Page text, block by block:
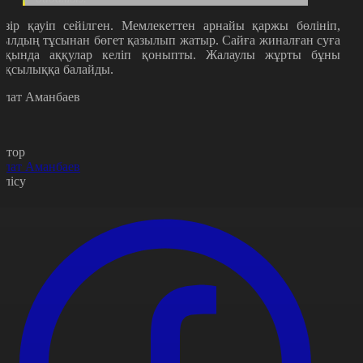
қауіп сейілген. Мемлекеттен арнайы қаржы бөлініп,
тұсынан бөгет қазылып жатыр. Сайға жиналған суға
аққулар келіп қоныпты. Жалаулы жұрты бұны
балайды.
Аманбаев
Аманбаев